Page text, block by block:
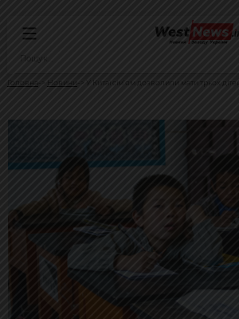
Головна Новини У Китаї сім'ям дозволили мати трьох дітей